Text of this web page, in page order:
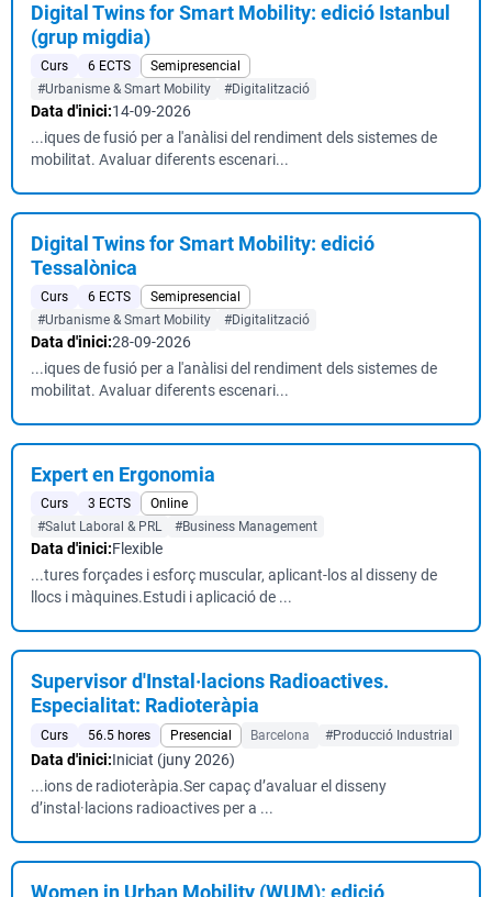
Digital Twins for Smart Mobility: edició Istanbul
(grup migdia)
Curs 6 ECTS
Semipresencial
#Urbanisme & Smart Mobility
#Digitalització
Data d'inici:14-09-2026
...iques de fusió per a l'anàlisi del rendiment dels sistemes de
mobilitat. Avaluar diferents escenari...
Digital Twins for Smart Mobility: edició
Tessalònica
Curs 6 ECTS
Semipresencial
#Urbanisme & Smart Mobility
#Digitalització
Data d'inici:28-09-2026
...iques de fusió per a l'anàlisi del rendiment dels sistemes de
mobilitat. Avaluar diferents escenari...
Expert en Ergonomia
Curs 3 ECTS
Online
#Salut Laboral & PRL
#Business Management
Data d'inici:Flexible
...tures forçades i esforç muscular, aplicant-los al disseny de
llocs i màquines.Estudi i aplicació de ...
Supervisor d'Instal·lacions Radioactives.
Especialitat: Radioteràpia
Curs 56.5 hores Presencial Barcelona #Producció Industrial
Data d'inici:Iniciat (juny 2026)
...ions de radioteràpia.Ser capaç d’avaluar el disseny
d’instal·lacions radioactives per a ...
Women in Urban Mobility (WUM): edició